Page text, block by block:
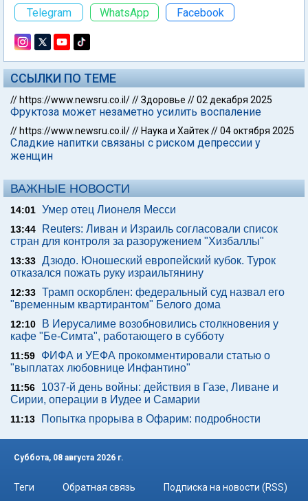
Telegram
WhatsApp Facebook
ССЫЛКИ ПО ТЕМЕ
// https://www.newsru.co.il///Здоровье //02 декабря 2025
Фруктоза может незаметно усилить воспаление
// https://www.newsru.co.il/// Наука и Хайтек//04 октября 2025
Сладкие напитки связаны с риском депрессии у
женщин
ВАЖНЫЕ НОВОСТИ
14:01 Умер отец Лионеля Месси
13:44
Reuters: Ливан и Израиль согласовали список
стран для контроля за разоружением "Хизбаллы"
13:33 Дзюдо. Юношеский европейский кубок. Турок
отказался пожать руку израильтянину
12:33 Трамп оскорблен: федеральный суд назвал его
"временным квартирантом" Белого дома
12:10
В Иерусалиме возобновились столкновения у
кафе "Бе-Симта", работающего в субботу
11:59
ФИФА и УЕФА прокомментировали статью о
"выплатах любовнице Инфантино"
11:56
1037-й день войны: действия в Газе, Ливане и
Сирии, операции в Иудее и Самарии
11:13 Попытка прорыва в Офарим: подробности
Суббота, 08 августа 2026 г.
Теги Обратная связь
Подписка на новости (RSS)